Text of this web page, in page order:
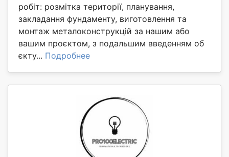
робіт: розмітка території, планування,
закладання фундаменту, виготовлення та
монтаж металоконструкцій за нашим або
вашим проєктом, з подальшим введенням об
єкту... Подробнее